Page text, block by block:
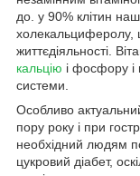
до. у 90% клітин
холекальциферолу,
життєдіяльності.
кальцію і фосфору і
системи.
Особливо
пору року і при
необхідний людям
цукровий діабет,